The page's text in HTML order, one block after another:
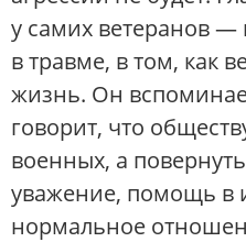
у самих ветеранов —
в травме, в том, как
жизнь. Он
говорит, что
военных, а
уважение, помощь в
нормальное